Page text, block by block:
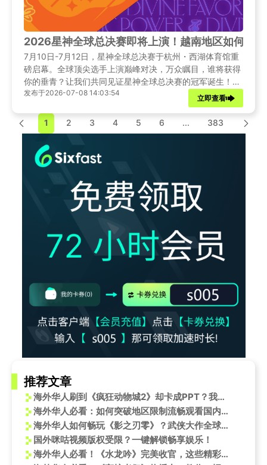
2026星神全球总决赛即将上演！越南地区如何解
7月10日-7月12日，星神全球总决赛于杭州・西湖体育馆重
磅启幕。全球顶尖选手上演巅峰对决，万众瞩目，谁将获得
你的垂青？让我们共同见证星神全球总决赛的冠军诞生！身
在越南的玩家想同步收看国内高清中文解说直播时，频繁出
现加载黑屏、区域限制、画面卡顿延迟等问题该如何解决
呢？
发布于2026-07-08 14:03:54
立即查看
1 2 3 4 5 6 ... 383
推荐文章
海外华人刷到《疯狂动物城2》却卡成PPT？我翻遍全网找到了不卡顿的秘诀
海外华人必看：如何突破地区限制流畅观看国内热门影视综艺节目
海外华人如何畅玩《影之刃零》？武侠大作全球邀约引热议
国外咪咕视频版权受限？一键解锁畅享娱乐！
海外华人必看！《水龙吟》完美收官，这些精彩瞬间不容错过